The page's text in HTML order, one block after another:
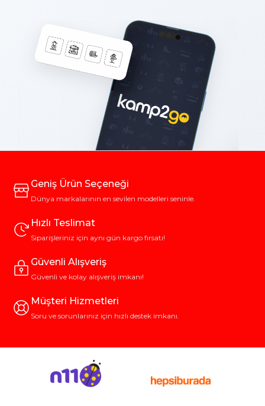
Geniş Ürün Seçeneği
Dünya markalarının en sevilen modelleri seninle.
Hızlı Teslimat
Siparişleriniz için aynı gün kargo fırsatı!
Güvenli Alışveriş
Güvenli ve kolay alışveriş imkanı!
Müşteri Hizmetleri
Soru ve sorunlarınız için hızlı destek imkanı.